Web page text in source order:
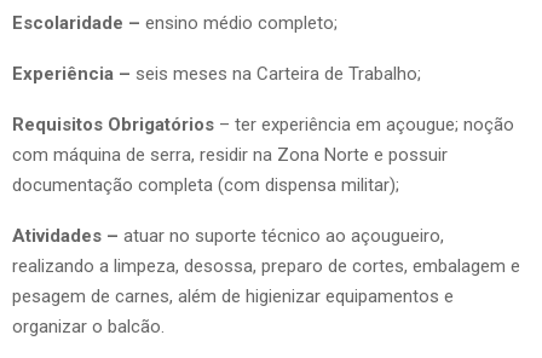
Escolaridade – ensino médio completo;
Experiência – seis meses na Carteira de Trabalho;
Requisitos Obrigatórios – ter experiência em açougue; noção
com máquina de serra, residir na Zona Norte e possuir
documentação completa (com dispensa militar);
Atividades – atuar no suporte técnico ao açougueiro,
realizando a limpeza, desossa, preparo de cortes, embalagem e
pesagem de carnes, além de higienizar equipamentos e
organizar o balcão.